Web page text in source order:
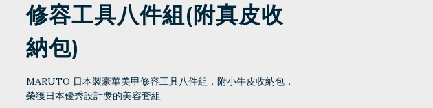
修容工具八件組(附真皮收
納包)
MARUTO 日本製豪華美甲修容工具八件組，附小牛皮收納包，
榮獲日本優秀設計獎的美容套組